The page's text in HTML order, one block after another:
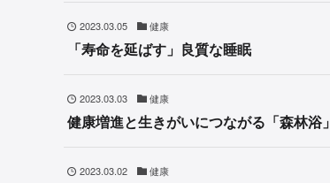
2023.03.05 健康
「寿命を延ばす」良質な睡眠
2023.03.03 健康
健康増進と生きがいにつながる「森林浴」
2023.03.02 健康